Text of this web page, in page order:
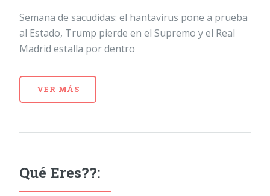
Semana de sacudidas: el hantavirus pone a prueba
al Estado, Trump pierde en el Supremo y el Real
Madrid estalla por dentro
VER MÁS
Qué Eres??: